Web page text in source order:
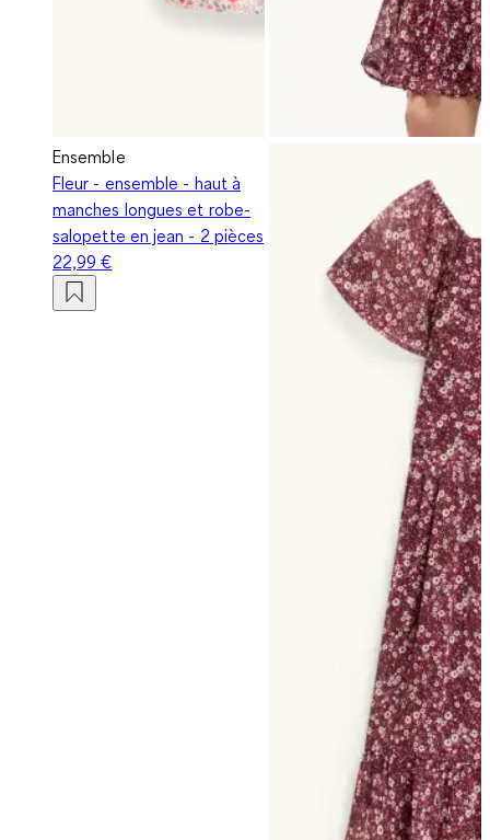
Ensemble
Fleur - ensemble - haut à
manches longues et robe-
salopette en jean - 2 pièces
22,99 €